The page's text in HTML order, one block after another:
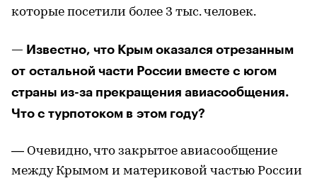
которые посетили более 3 тыс. человек.
— Известно, что Крым оказался отрезанным
от остальной части России вместе с югом
страны из-за прекращения авиасообщения.
Что с турпотоком в этом году?
— Очевидно, что закрытое авиасообщение
между Крымом и материковой частью России